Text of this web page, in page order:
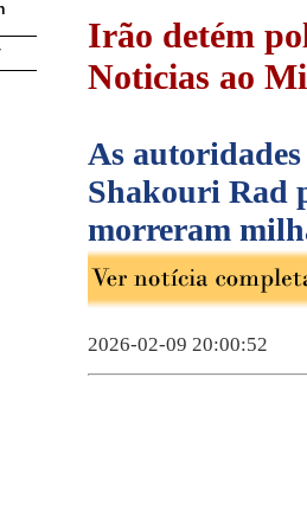
Irão detém
Noticias ao
As
Shakouri Rad
morreram
2026-02-09 20:00:52